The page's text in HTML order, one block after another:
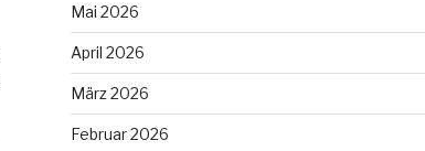
Mai 2026
April 2026
März 2026
Februar 2026